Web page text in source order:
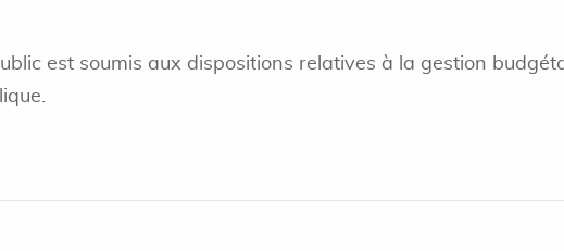
est soumis aux dispositions relatives à la gestion